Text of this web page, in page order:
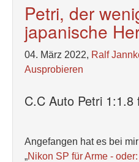
Petri, der
japanische
04. März 2022, Ralf
Ausprobieren
C.C Auto Petri 1:1.8
Angefangen hat es bei
„Nikon SP für Arme -